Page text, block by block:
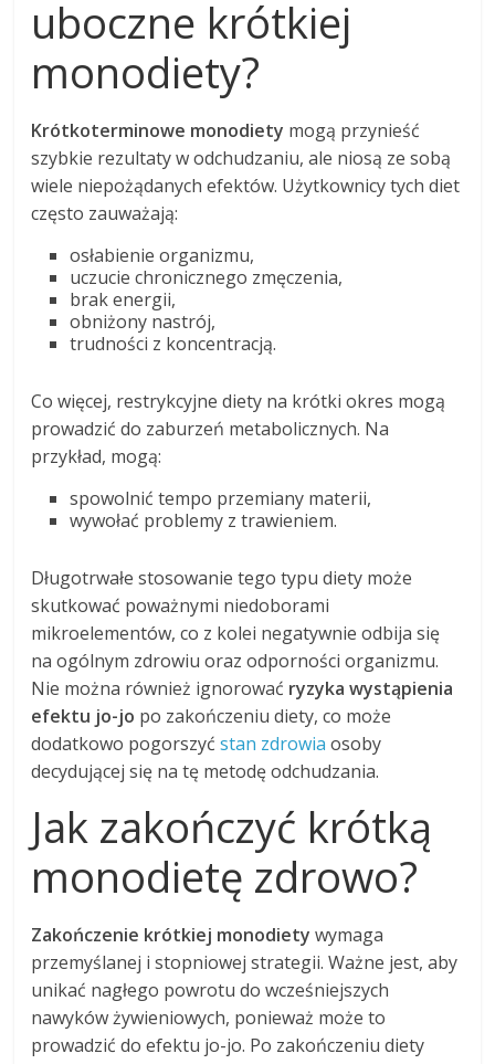
uboczne krótkiej
monodiety?
Krótkoterminowe monodiety mogą przynieść
szybkie rezultaty w odchudzaniu, ale niosą ze sobą
wiele niepożądanych efektów. Użytkownicy tych diet
często zauważają:
osłabienie organizmu,
uczucie chronicznego zmęczenia,
brak energii,
obniżony nastrój,
trudności z koncentracją.
Co więcej, restrykcyjne diety na krótki okres mogą
prowadzić do zaburzeń metabolicznych. Na
przykład, mogą:
spowolnić tempo przemiany materii,
wywołać problemy z trawieniem.
Długotrwałe stosowanie tego typu diety może
skutkować poważnymi niedoborami
mikroelementów, co z kolei negatywnie odbija się
na ogólnym zdrowiu oraz odporności organizmu.
Nie można również ignorować ryzyka wystąpienia
efektu jo-jo po zakończeniu diety, co może
dodatkowo pogorszyćstan zdrowia osoby
decydującej się na tę metodę odchudzania.
Jak zakończyć krótką
monodietę zdrowo?
Zakończenie krótkiej monodiety wymaga
przemyślanej i stopniowej strategii. Ważne jest, aby
unikać nagłego powrotu do wcześniejszych
nawyków żywieniowych, ponieważ może to
prowadzić do efektu jo-jo. Po zakończeniu diety